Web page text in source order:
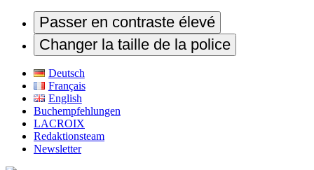
Passer en contraste élevé
Changer la taille de la police
Deutsch
Français
English
Buchempfehlungen
LACROIX
Redaktionsteam
Newsletter